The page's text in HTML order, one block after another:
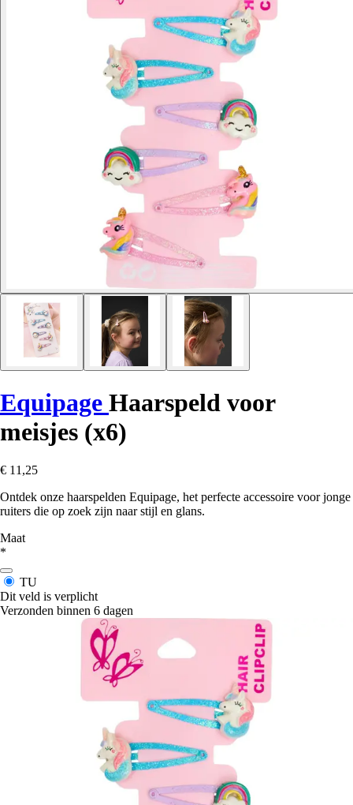
Equipage Haarspeld voor
meisjes (x6)
€ 11,25
Ontdek onze haarspelden Equipage, het perfecte accessoire voor jonge
ruiters die op zoek zijn naar stijl en glans.
Maat
*
TU
Dit veld is verplicht
Verzonden binnen 6 dagen